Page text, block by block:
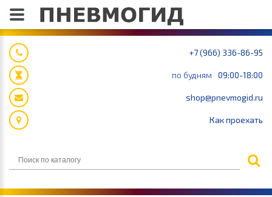
+7 (966) 336-86-95
по будням 09:00-18:00
shop@pnevmogid.ru
Как проехать